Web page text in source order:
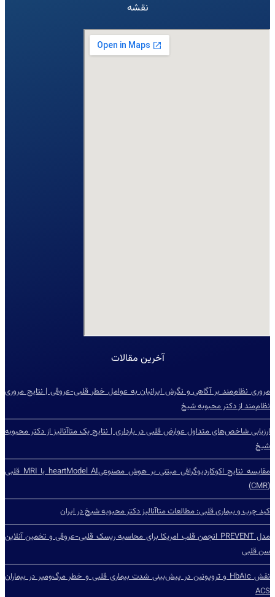
نقشه
آخرین مقالات
مروری نظام‌مند بر آگاهی و نگرش ایرانیان به عوامل خطر قلبی-عروقی | نتایج مروری
نظام‌مند از دکتر محبوبه شیخ
ارزیابی شاخص‌‌های متداول عوارض قلبی در بارداری | نتایج یک متاآنالیز از دکتر محبوبه
شیخ
مقایسه نتایج اکوکاردیوگرافی مبتنی بر هوش مصنوعیheartModel AI با MRI قلبی
(CMR)
کبد چرب و بیماری قلبی: مطالعات متاآنالیز دکتر محبوبه شیخ در ایران
مدل PREVENT انجمن قلب امریکا برای محاسبه ریسک قلبی-عروقی و تخمین آنلاین
سن قلبی
نقش HbA۱c و تروپونین در پیش‌بینی شدت بیماری قلبی و خطر مرگ‌ومیر در بیماران
ACS